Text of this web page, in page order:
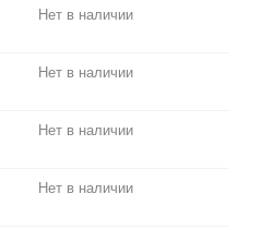
Нет в наличии
Нет в наличии
Нет в наличии
Нет в наличии